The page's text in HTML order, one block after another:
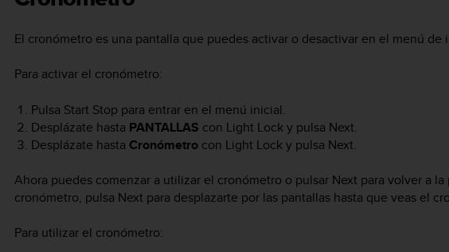
El cronómetro es una pantalla que puedes activar o desactivar en el menú de
Para activar el cronómetro:
Pulsa Start Stop para entrar en el menú inicial.
Desplázate hasta PANTALLAS con Light Locky pulsa Next.
Desplázate hasta Cronómetrocon Light Locky pulsa Next.
Ahora puedes comenzar a utilizar el cronómetro o pulsar Next para volver a la
cronómetro, pulsa Next para desplazarte por las pantallas hasta que veas el
Para utilizar el cronómetro: